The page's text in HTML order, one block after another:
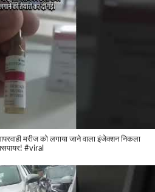
मरीज को लगाया जाने वाला इंजेक्शन निकला
#viral